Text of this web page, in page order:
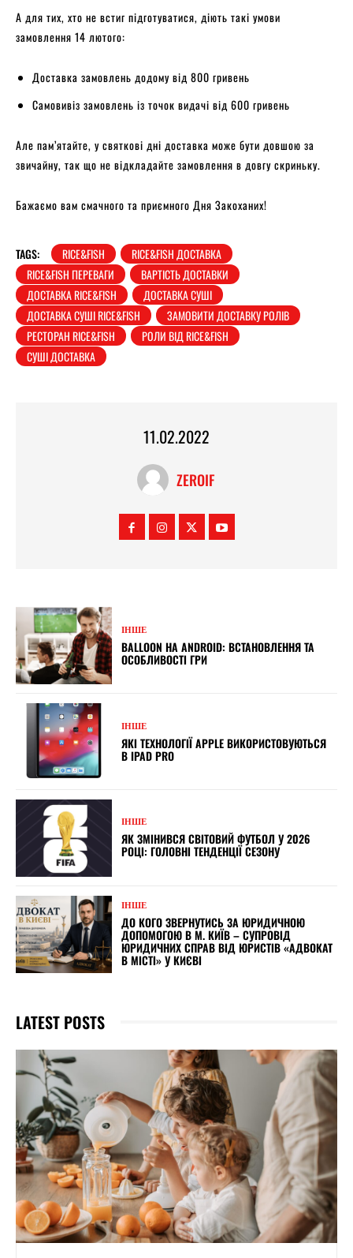
А для тих, хто не встиг підготуватися, діють такі умови
замовлення 14 лютого:
Доставка замовлень додому від 800 гривень
Самовивіз замовлень із точок видачі від 600 гривень
Але пам’ятайте, у святкові дні доставка може бути довшою за
звичайну, так що не відкладайте замовлення в довгу скриньку.
Бажаємо вам смачного та приємного Дня Закоханих!
TAGS: RICE&FISH
RICE&FISH ДОСТАВКА
RICE&FISH ПЕРЕВАГИ
ВАРТІСТЬ ДОСТАВКИ
ДОСТАВКА RICE&FISH
ДОСТАВКА СУШІ
ДОСТАВКА СУШІ RICE&FISH
ЗАМОВИТИ ДОСТАВКУ РОЛІВ
РЕСТОРАН RICE&FISH
РОЛИ ВІД RICE&FISH
СУШІ ДОСТАВКА
11.02.2022
ZEROIF
ІНШЕ
BALLOON НА ANDROID: ВСТАНОВЛЕННЯ ТА
ОСОБЛИВОСТІ ГРИ
ІНШЕ
ЯКІ ТЕХНОЛОГІЇ APPLE ВИКОРИСТОВУЮТЬСЯ
В IPAD PRO
ІНШЕ
ЯК ЗМІНИВСЯ СВІТОВИЙ ФУТБОЛ У 2026
РОЦІ: ГОЛОВНІ ТЕНДЕНЦІЇ СЕЗОНУ
ІНШЕ
ДО КОГО ЗВЕРНУТИСЬ ЗА ЮРИДИЧНОЮ
ДОПОМОГОЮ В М. КИЇВ – СУПРОВІД
ЮРИДИЧНИХ СПРАВ ВІД ЮРИСТІВ «АДВОКАТ
В МІСТІ» У КИЄВІ
LATEST POSTS